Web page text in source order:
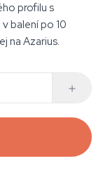
profilu s
balení po 10
na Azarius.